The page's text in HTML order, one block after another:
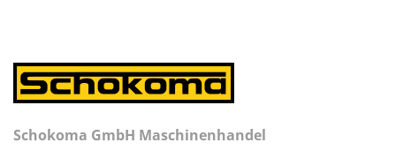
Schokoma GmbH Maschinenhandel